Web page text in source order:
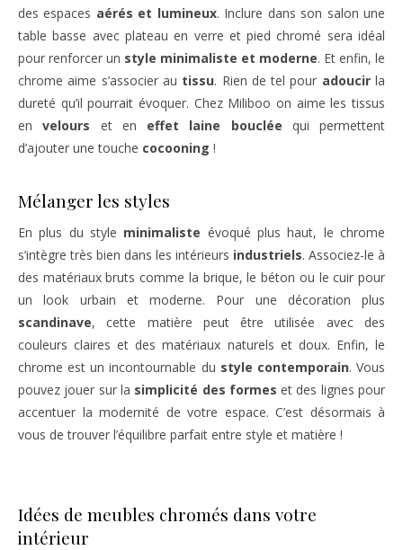
des espaces aérés et lumineux. Inclure dans son salon une
table basse avec plateau en verre et pied chromé sera idéal
pour renforcer un style minimaliste et moderne. Et enfin, le
chrome aime s’associer au tissu. Rien de tel pour adoucirla
dureté qu’il pourrait évoquer. Chez Miliboo on aime les tissus
envelours et en effet laine bouclée qui permettent
d’ajouter une touche cocooning !
Mélanger les styles
En plus du style minimaliste évoqué plus haut, le chrome
s’intègre très bien dans les intérieurs industriels. Associez-le à
des matériaux bruts comme la brique, le béton ou le cuir pour
un look urbain et moderne. Pour une décoration plus
scandinave, cette matière peut être utilisée avec des
couleurs claires et des matériaux naturels et doux. Enfin, le
chrome est un incontournable du style contemporain. Vous
pouvez jouer sur la simplicité des formes et des lignes pour
accentuer la modernité de votre espace. C’est désormais à
vous de trouver l’équilibre parfait entre style et matière !
Idées de meubles chromés dans votre
intérieur